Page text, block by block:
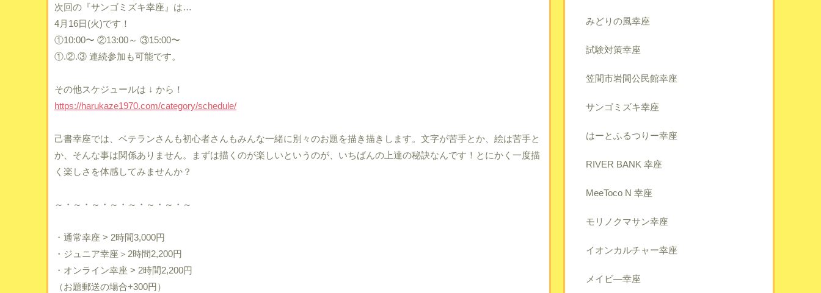
次回の『サンゴミズキ幸座』は…
4月16日(火)です！
①10:00〜 ②13:00～ ③15:00〜
①.②.③ 連続参加も可能です。
その他スケジュールは ↓ から！
https://harukaze1970.com/category/schedule/
己書幸座では、ベテランさんも初心者さんもみんな一緒に別々のお題を描き描きします。文字が苦手とか、絵は苦手と
か、そんな事は関係ありません。まずは描くのが楽しいというのが、いちばんの上達の秘訣なんです！とにかく一度描
く楽しさを体感してみませんか？
～・～・～・～・～・～・～・～
・通常幸座 > 2時間3,000円
・ジュニア幸座＞2時間2,200円
・オンライン幸座 > 2時間2,200円
（お題郵送の場合+300円）
みどりの風幸座
試験対策幸座
笠間市岩間公民館幸座
サンゴミズキ幸座
はーとふるつりー幸座
RIVER BANK 幸座
MeeToco N 幸座
モリノクマサン幸座
イオンカルチャー幸座
メイビ―幸座